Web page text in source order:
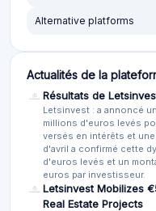
Alternative platforms
Actualités de la
Résultats de
Letsinvest : a annoncé
millions d'euros levés
versés en intérêts et
d'avril a confirmé cette
d'euros levés et un
euros par investisseur.
Letsinvest Mobilizes
Real Estate Projects